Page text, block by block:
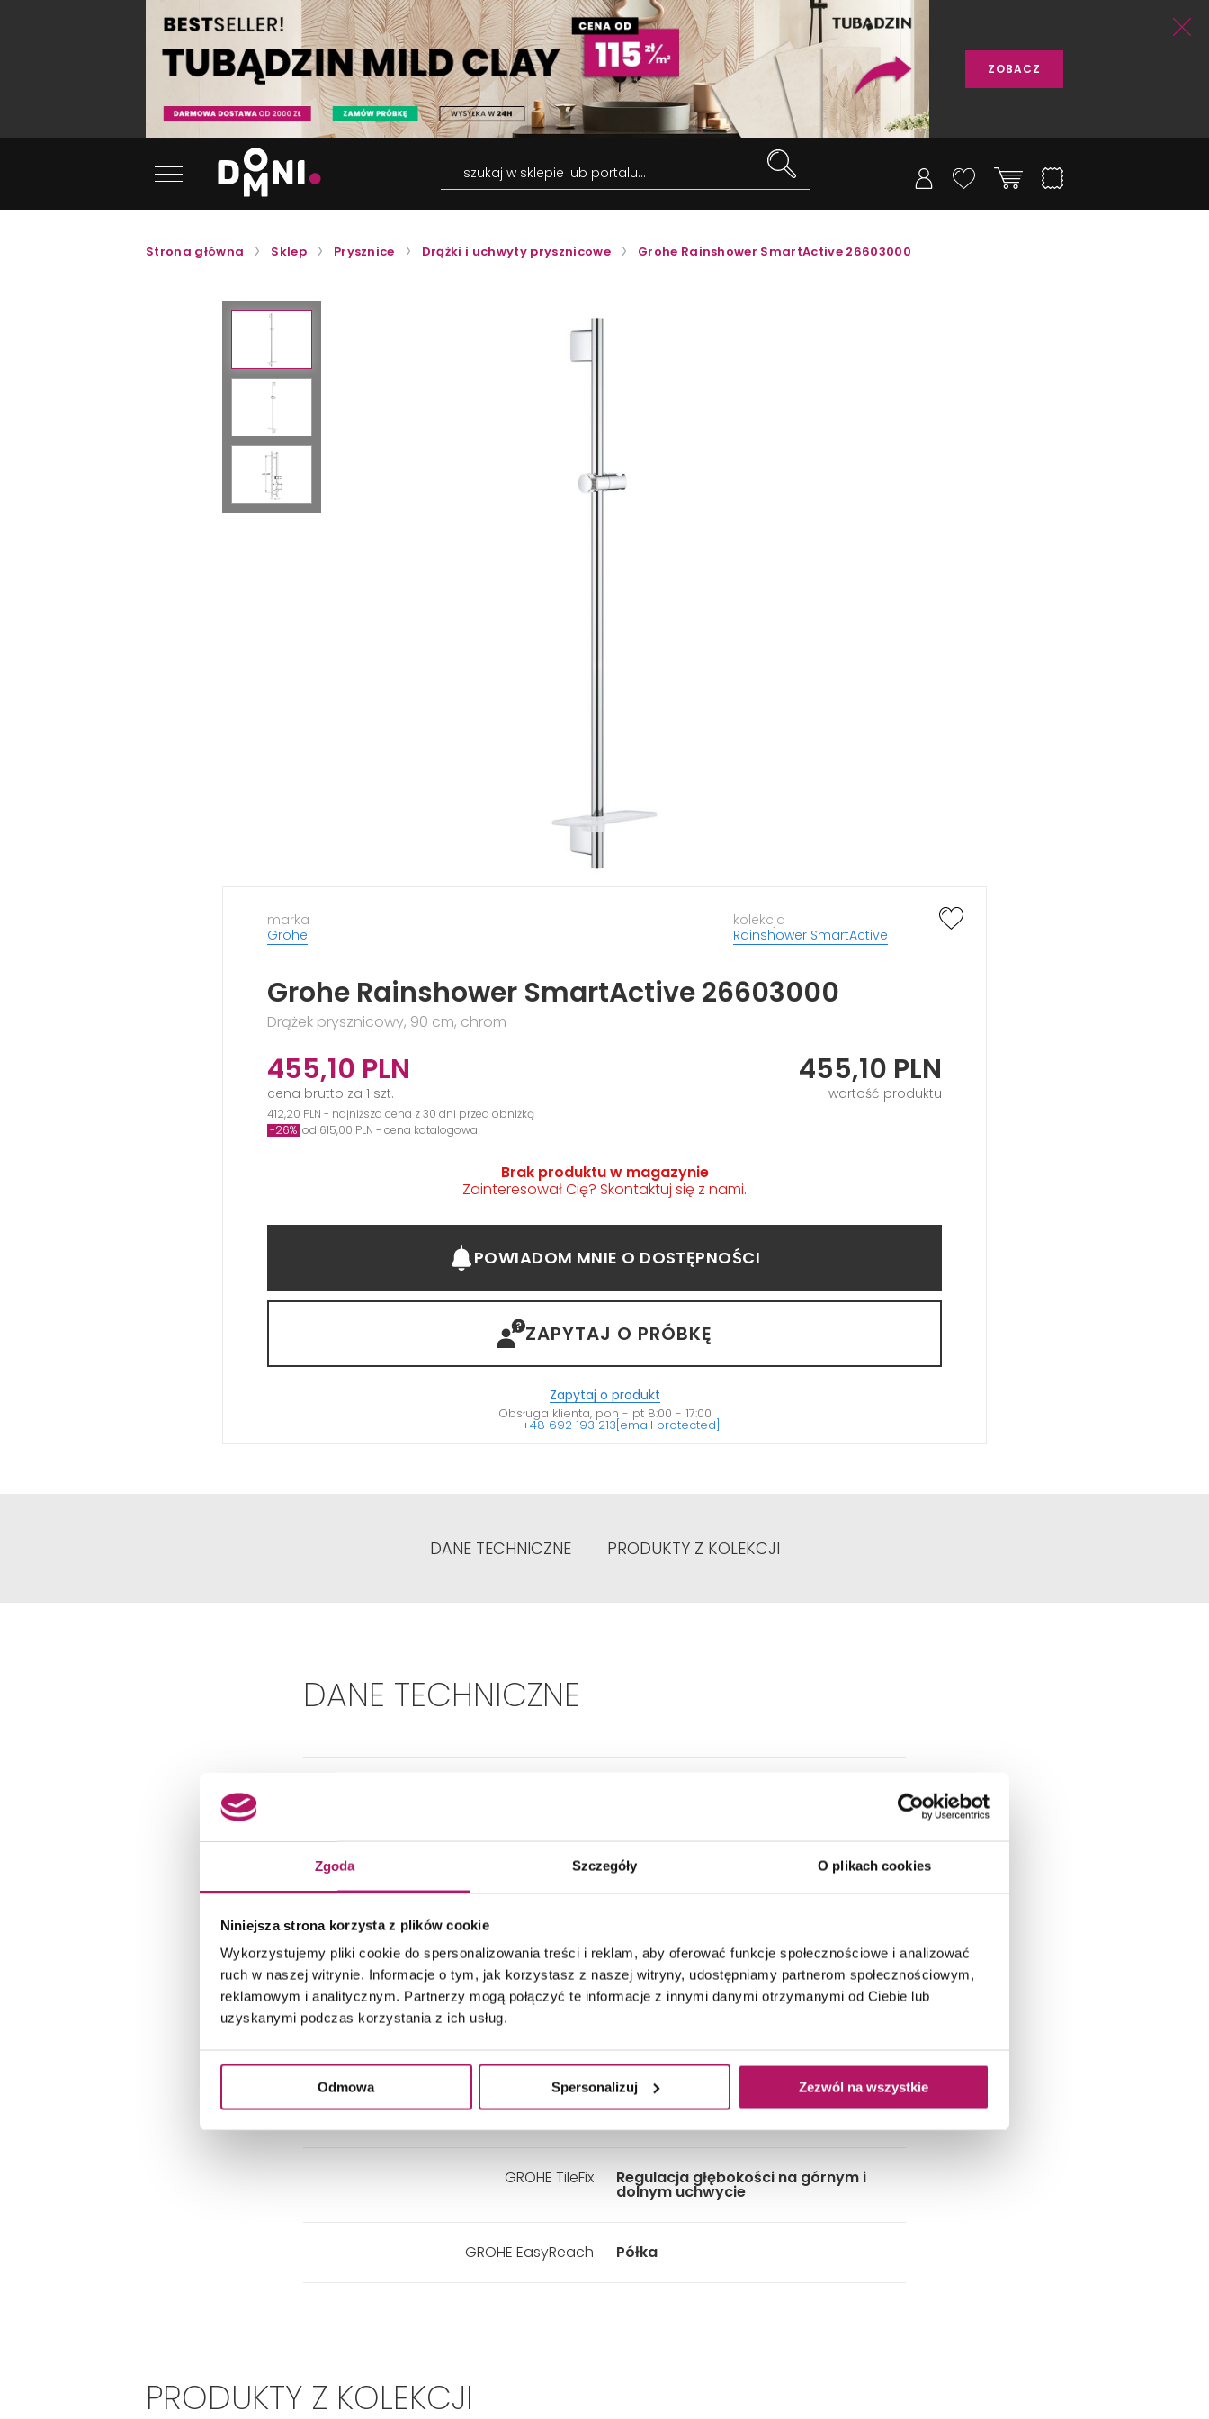
Zgoda Szczegóły O plikach cookies
Niniejsza strona korzysta z plików cookie
Wykorzystujemy pliki cookie do spersonalizowania treści i reklam, aby oferować funkcje społecznościowe i analizować
ruch w naszej witrynie. Informacje o tym, jak korzystasz z naszej witryny, udostępniamy partnerom społecznościowym,
reklamowym i analitycznym. Partnerzy mogą połączyć te informacje z innymi danymi otrzymanymi od Ciebie lub
uzyskanymi podczas korzystania z ich usług.
Odmowa Spersonalizuj Zezwól na wszystkie
ZOBACZ
szukaj w sklepie lub portalu...
Strona główna Sklep Prysznice Drążki i uchwyty prysznicowe Grohe Rainshower SmartActive 26603000
marka
Grohe
kolekcja
Rainshower SmartActive
Grohe Rainshower SmartActive 26603000
Drążek prysznicowy, 90 cm, chrom
455,10 PLN
cena brutto za 1 szt.
455,10 PLN
wartość produktu
412,20 PLN - najniższa cena z 30 dni przed obniżką
-26% od 615,00 PLN - cena katalogowa
Brak produktu w magazynie
Zainteresował Cię? Skontaktuj się z nami.
POWIADOM MNIE O DOSTĘPNOŚCI
ZAPYTAJ O PRÓBKĘ
Zapytaj o produkt
Obsługa klienta, pon - pt 8:00 - 17:00
+48 692 193 213[email protected]
DANE TECHNICZNE PRODUKTY Z KOLEKCJI
DANE TECHNICZNE
Kolor: Chrom
Z uchwytami ściennymi Tak
GROHE FastFixation Regulowana odległość pomiędzy
uchwytami drążka dla dostosowania
do istniejących otworów
GROHE TileFix Regulacja głębokości na górnym i
dolnym uchwycie
GROHE EasyReach Półka
PRODUKTY Z KOLEKCJI